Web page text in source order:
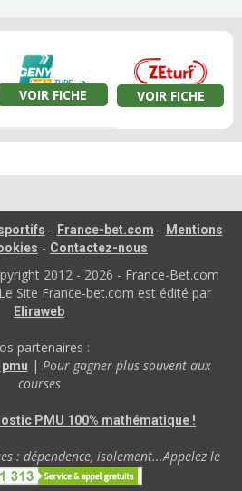
VOIR FICHE VOIR FICHE
- France-bet.com - Mentions
- Contactez-nous
2012 - 2026 - France-Bet.com
Site France-bet.com est édité par
Eliraweb
partenaires :
| Pour gagner plus souvent aux
courses
PMU 100% mathématique !
: dépendence, isolement...Appelez le